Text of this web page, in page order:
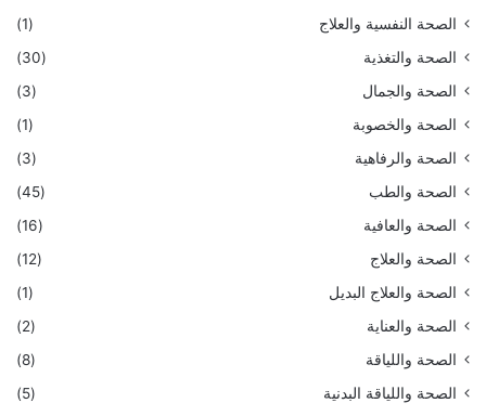
الصحة النفسية والعلاج
(1)
الصحة والتغذية
(30)
الصحة والجمال
(3)
الصحة والخصوبة
(1)
الصحة والرفاهية
(3)
الصحة والطب
(45)
الصحة والعافية
(16)
الصحة والعلاج
(12)
الصحة والعلاج البديل
(1)
الصحة والعناية
(2)
الصحة واللياقة
(8)
الصحة واللياقة البدنية
(5)